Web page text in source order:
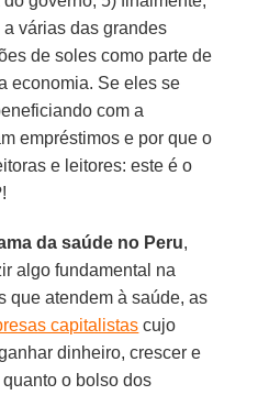
várias das grandes
de soles como parte de
economia. Se eles se
com a
empréstimos e por que o
e leitores: este é o
da saúde no Peru,
algo fundamental na
que atendem à saúde, as
capitalistas cujo
dinheiro, crescer e
o bolso dos